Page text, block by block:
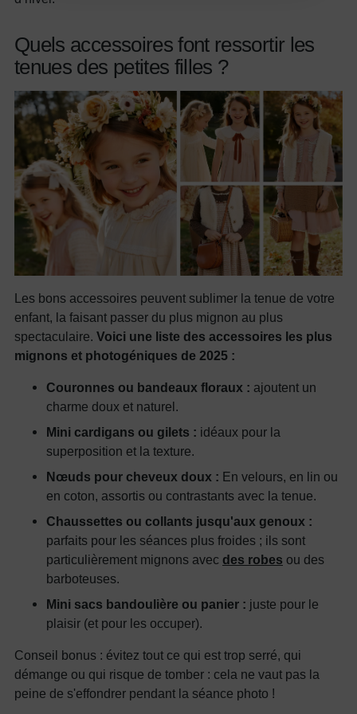
Quels accessoires font ressortir les
tenues des petites filles ?
Les bons accessoires peuvent sublimer la tenue de votre
enfant, la faisant passer du plus mignon au plus
spectaculaire. Voici une liste des accessoires les plus
mignons et photogéniques de 2025 :
Couronnes ou bandeaux floraux : ajoutent un
charme doux et naturel.
Mini cardigans ou gilets : idéaux pour la
superposition et la texture.
Nœuds pour cheveux doux : En velours, en lin ou
en coton, assortis ou contrastants avec la tenue.
Chaussettes ou collants jusqu'aux genoux :
parfaits pour les séances plus froides ; ils sont
particulièrement mignons avec des robes ou des
barboteuses.
Mini sacs bandoulière ou panier : juste pour le
plaisir (et pour les occuper).
Conseil bonus : évitez tout ce qui est trop serré, qui
démange ou qui risque de tomber : cela ne vaut pas la
peine de s'effondrer pendant la séance photo !